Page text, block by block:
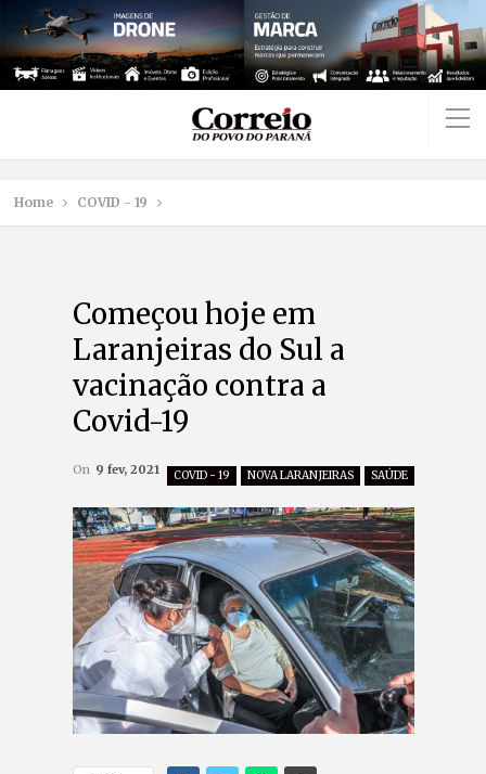
Home COVID - 19
Começou hoje em
Laranjeiras do Sul a
vacinação contra a
Covid-19
COVID - 19 NOVA LARANJEIRAS SAÚDE
On 9 fev, 2021